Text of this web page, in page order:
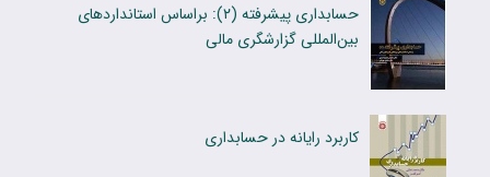
حسابداری پیشرفته (۲): براساس استانداردهای
بین‌المللی گزارشگری مالی
کاربرد رایانه در حسابدارى